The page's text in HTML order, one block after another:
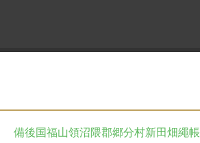
備後国福山領沼隈郡郷分村新田畑繩帳